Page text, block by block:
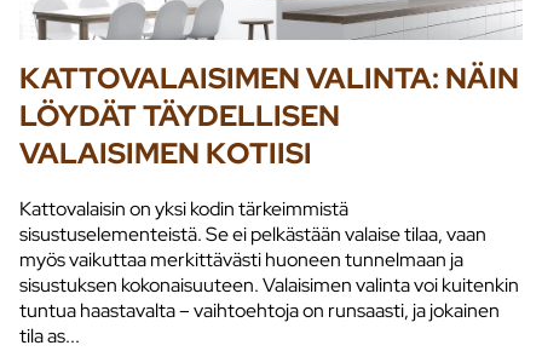
KATTOVALAISIMEN VALINTA: NÄIN
LÖYDÄT TÄYDELLISEN
VALAISIMEN KOTIISI
Kattovalaisin on yksi kodin tärkeimmistä
sisustuselementeistä. Se ei pelkästään valaise tilaa, vaan
myös vaikuttaa merkittävästi huoneen tunnelmaan ja
sisustuksen kokonaisuuteen. Valaisimen valinta voi kuitenkin
tuntua haastavalta – vaihtoehtoja on runsaasti, ja jokainen
tila as...